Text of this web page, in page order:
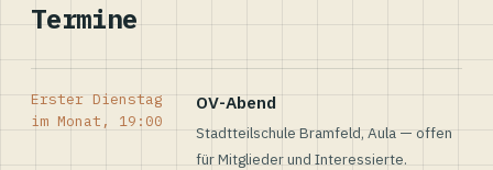
Termine
Erster Dienstag
im Monat, 19:00
OV-Abend
Stadtteilschule Bramfeld, Aula — offen
für Mitglieder und Interessierte.